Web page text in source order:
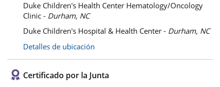
Duke Children's Health Center Hematology/Oncology
Clinic - Durham, NC
Duke Children's Hospital & Health Center - Durham, NC
Detalles de ubicación
Certificado por la Junta